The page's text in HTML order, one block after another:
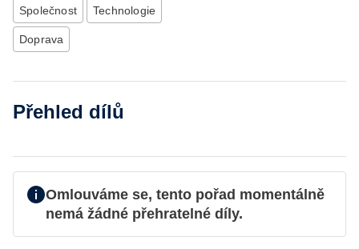
Společnost Technologie
Doprava
Přehled dílů
Omlouváme se, tento pořad momentálně
nemá žádné přehratelné díly.